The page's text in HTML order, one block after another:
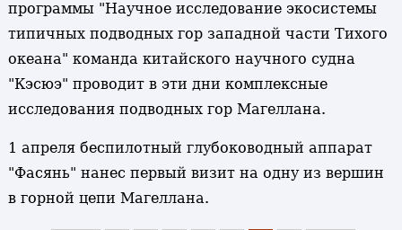
программы "Научное исследование экосистемы
типичных подводных гор западной части Тихого
океана" команда китайского научного судна
"Кэсюэ" проводит в эти дни комплексные
исследования подводных гор Магеллана.
1 апреля беспилотный глубоководный аппарат
"Фасянь" нанес первый визит на одну из вершин
в горной цепи Магеллана.